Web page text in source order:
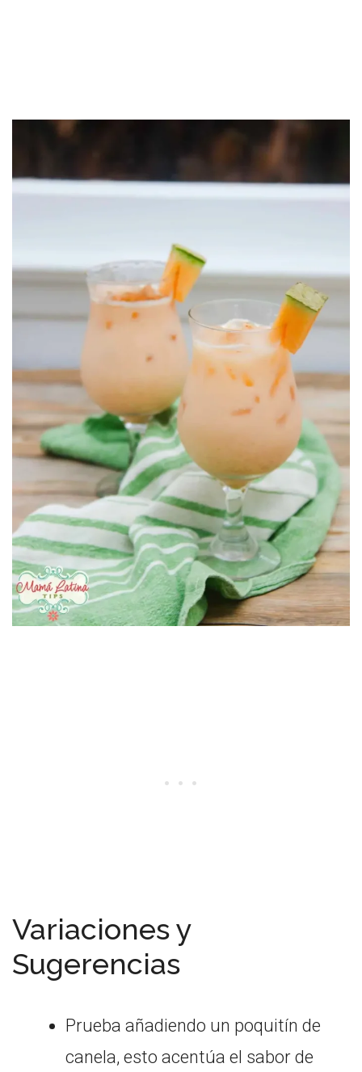
Variaciones y
Sugerencias
Prueba añadiendo un poquitín de
canela, esto acentúa el sabor de